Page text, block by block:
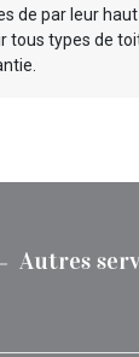
de par leur
tous types de
Autres